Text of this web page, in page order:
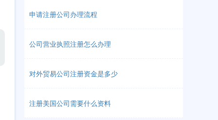
申请注册公司办理流程
公司营业执照注册怎么办理
对外贸易公司注册资金是多少
注册美国公司需要什么资料